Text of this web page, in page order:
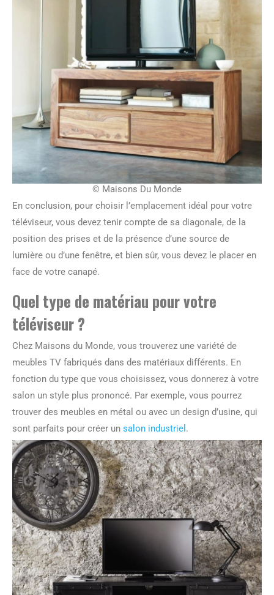
© Maisons Du Monde
En conclusion, pour choisir l’emplacement idéal pour votre
téléviseur, vous devez tenir compte de sa diagonale, de la
position des prises et de la présence d’une source de
lumière ou d’une fenêtre, et bien sûr, vous devez le placer en
face de votre canapé.
Quel type de matériau pour votre
téléviseur ?
Chez Maisons du Monde, vous trouverez une variété de
meubles TV fabriqués dans des matériaux différents. En
fonction du type que vous choisissez, vous donnerez à votre
salon un style plus prononcé. Par exemple, vous pourrez
trouver des meubles en métal ou avec un design d’usine, qui
sont parfaits pour créer un salon industriel .